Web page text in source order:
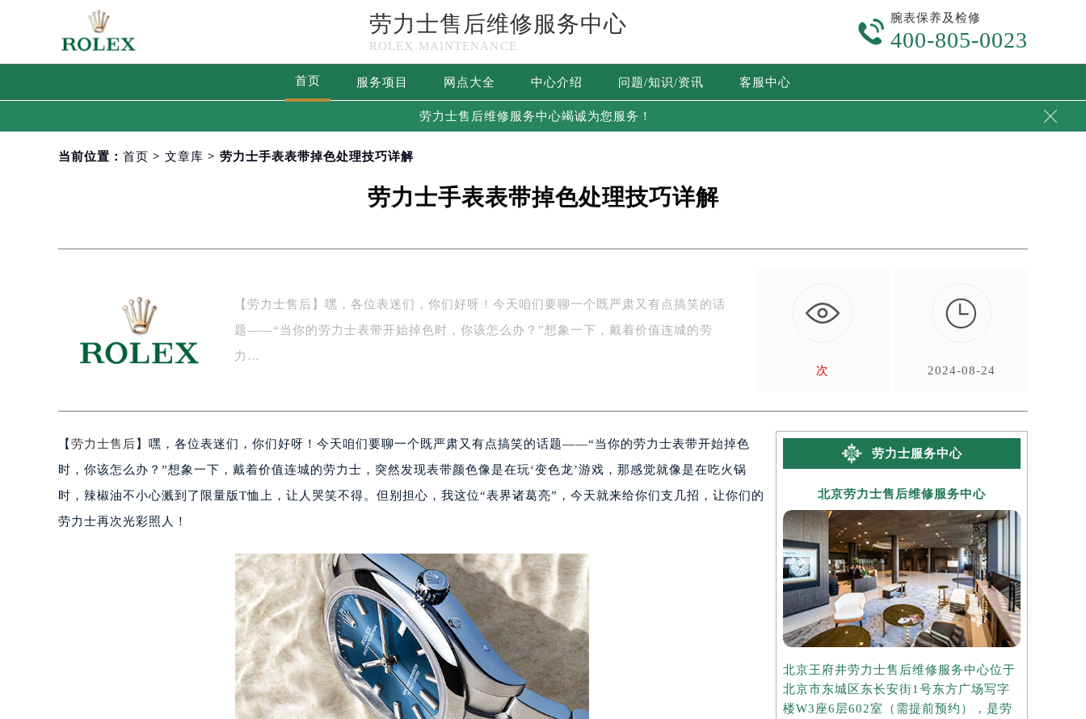
劳力士售后维修服务中心
ROLEX MAINTENANCE

腕表保养及检修
400-805-0023
首页 服务项目 网点大全 中心介绍 问题/知识/资讯 客服中心
劳力士售后维修服务中心竭诚为您服务！ 
当前位置： 首页 > 文章库 > 劳力士手表表带掉色处理技巧详解
劳力士手表表带掉色处理技巧详解
【劳力士售后】嘿，各位表迷们，你们好呀！今天咱们要聊一个既严肃又有点搞笑的话
题——“当你的劳力士表带开始掉色时，你该怎么办？”想象一下，戴着价值连城的劳
力…
次

2024-08-24
【 劳力士售后 】嘿，各位表迷们，你们好呀！今天咱们要聊一个既严肃又有点搞笑的话题——“当你的劳力士表带开始掉色
时，你该怎么办？”想象一下，戴着价值连城的劳力士，突然发现表带颜色像是在玩‘变色龙’游戏，那感觉就像是在吃火锅
时，辣椒油不小心溅到了限量版T恤上，让人哭笑不得。但别担心，我这位“表界诸葛亮”，今天就来给你们支几招，让你们的
劳力士再次光彩照人！
劳力士服务中心
北京劳力士售后维修服务中心
北京王府井劳力士售后维修服务中心位于
北京市东城区东长安街1号东方广场写字
楼W3座6层602室（需提前预约），是劳